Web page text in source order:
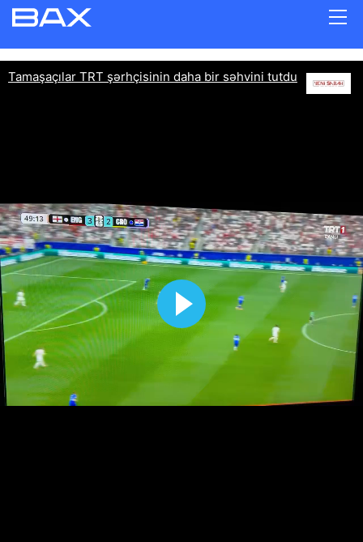
Tamaşaçılar TRT şərhçisinin daha